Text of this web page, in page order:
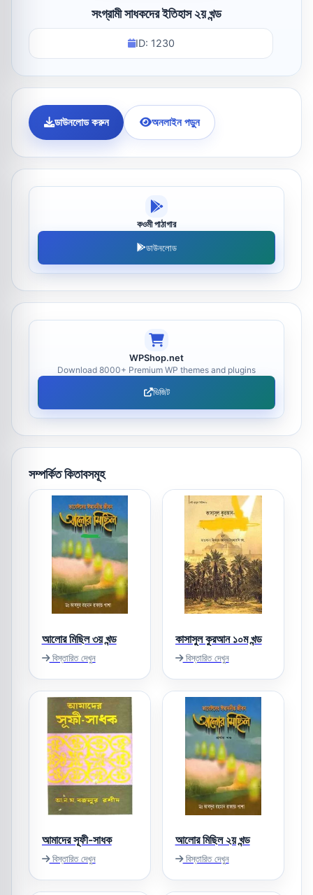
সংগ্রামী সাধকদের ইতিহাস ২য় খন্ড
ID: 1230
ডাউনলোড করুন অনলাইন পড়ুন
কওমী পাঠাগার
ডাউনলোড
WPShop.net
Download 8000+ Premium WP themes and plugins
ভিজিট
সম্পর্কিত কিতাবসমূহ
আলোর মিছিল ৩য় খন্ড
বিস্তারিত দেখুন
কাসাসুল কুরআন ১০ম খন্ড
বিস্তারিত দেখুন
আমাদের সূফী-সাধক
বিস্তারিত দেখুন
আলোর মিছিল ২য় খন্ড
বিস্তারিত দেখুন